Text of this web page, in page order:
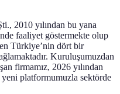
2010 yılından bu yana
faaliyet göstermekte olup
Türkiye’nin dört bir
Kuruluşumuzdan
firmamız, 2026 yılından
platformumuzla sektörde